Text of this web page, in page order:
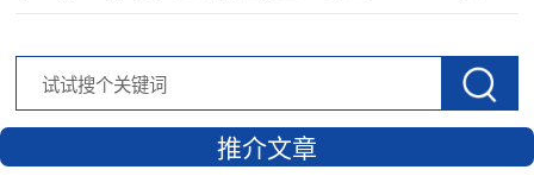
推介文章